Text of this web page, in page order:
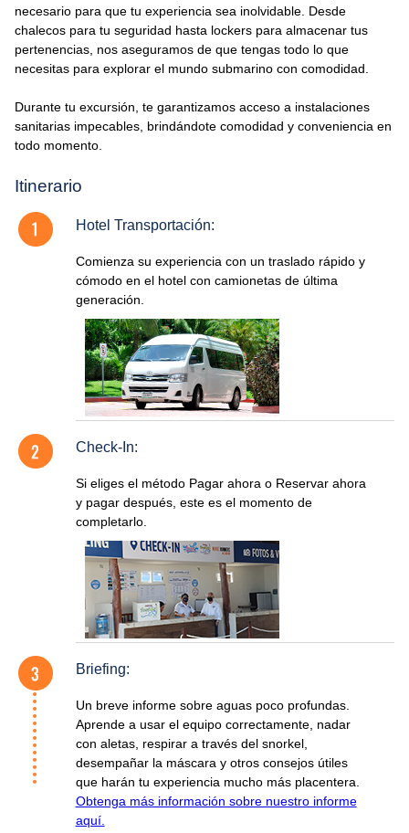
necesario para que tu experiencia sea inolvidable. Desde
chalecos para tu seguridad hasta lockers para almacenar tus
pertenencias, nos aseguramos de que tengas todo lo que
necesitas para explorar el mundo submarino con comodidad.
Durante tu excursión, te garantizamos acceso a instalaciones
sanitarias impecables, brindándote comodidad y conveniencia en
todo momento.
Itinerario
Hotel Transportación:
Comienza su experiencia con un traslado rápido y
cómodo en el hotel con camionetas de última
generación.
Check-In:
Si eliges el método Pagar ahora o Reservar ahora
y pagar después, este es el momento de
completarlo.
Briefing:
Un breve informe sobre aguas poco profundas.
Aprende a usar el equipo correctamente, nadar
con aletas, respirar a través del snorkel,
desempañar la máscara y otros consejos útiles
que harán tu experiencia mucho más placentera.
Obtenga más información sobre nuestro informe
aquí.